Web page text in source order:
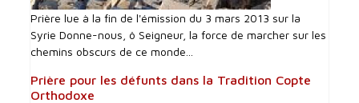
Prière lue à la fin de l'émission du 3 mars 2013 sur la
Syrie Donne-nous, ô Seigneur, la force de marcher sur les
chemins obscurs de ce monde...
Prière pour les défunts dans la Tradition Copte
Orthodoxe